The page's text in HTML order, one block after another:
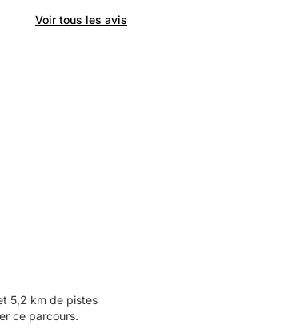
Voir tous les avis
5,2 km de pistes
ce parcours.